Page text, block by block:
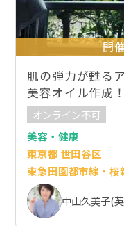
開
肌の弾力が甦る
美容オイル作成！
オンライン不可
美容・健康
東京都 世田谷区
東急田園都市線・桜
中山久美子(